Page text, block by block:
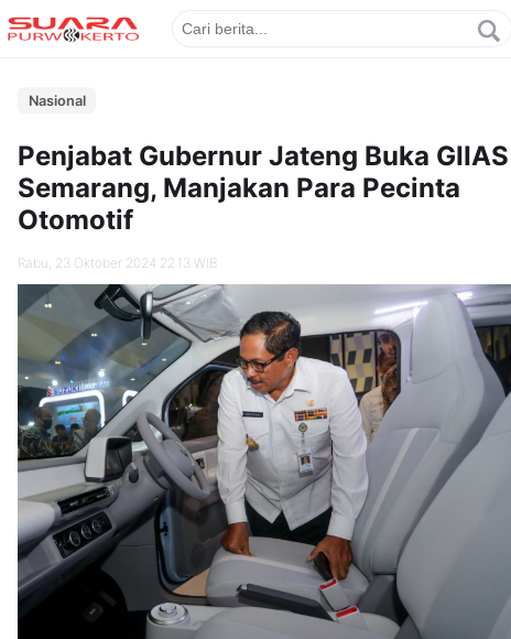
Nasional
Penjabat Gubernur Jateng Buka GIIAS
Semarang, Manjakan Para Pecinta
Otomotif
Rabu, 23 Oktober 2024 22.13 WIB